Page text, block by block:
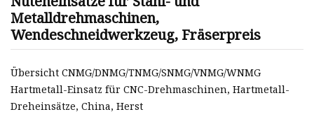
Metalldrehmaschinen,
Wendeschneidwerkzeug, Fräserpreis
Übersicht CNMG/DNMG/TNMG/SNMG/VNMG/WNMG
Hartmetall-Einsatz für CNC-Drehmaschinen, Hartmetall-
Dreheinsätze, China, Herst